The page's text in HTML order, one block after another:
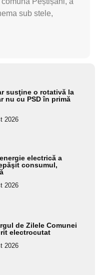
sub stele,
susţine o rotativă la
nu cu PSD în primă
2026
electrică a
consumul,
2026
de Zilele Comunei
electrocutat
2026